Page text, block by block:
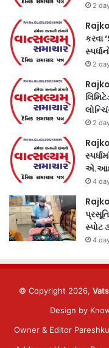
2
કરવા
2
2
4
સ્પોટ
4
© Copyright 2026,
Design by
Owner & Editor